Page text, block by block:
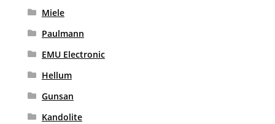
Miele
Paulmann
EMU Electronic
Hellum
Gunsan
Kandolite